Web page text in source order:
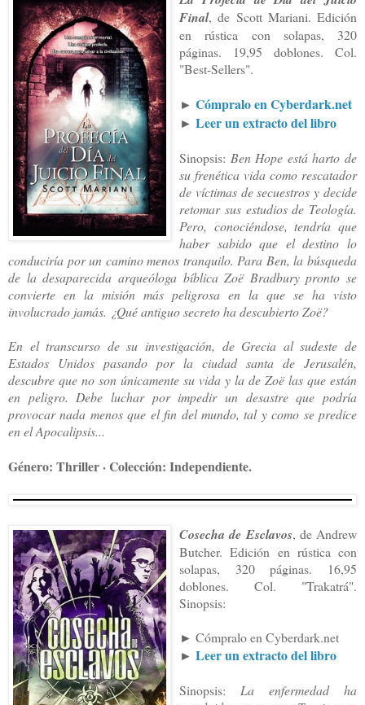
Final, de Scott Mariani. Edición
en rústica con solapas, 320
páginas. 19,95 doblones. Col.
"Best-Sellers".
► Cómpralo en Cyberdark.net
► Leer un extracto del libro
Sinopsis: Ben Hope está harto de
su frenética vida como rescatador
de víctimas de secuestros y decide
retomar sus estudios de Teología.
Pero, conociéndose, tendría que
haber sabido que el destino lo
conduciría por un camino menos tranquilo. Para Ben, la búsqueda
de la desaparecida arqueóloga bíblica Zoë Bradbury pronto se
convierte en la misión más peligrosa en la que se ha visto
involucrado jamás. ¿Qué antiguo secreto ha descubierto Zoë?
En el transcurso de su investigación, de Grecia al sudeste de
Estados Unidos pasando por la ciudad santa de Jerusalén,
descubre que no son únicamente su vida y la de Zoë las que están
en peligro. Debe luchar por impedir un desastre que podría
provocar nada menos que el fin del mundo, tal y como se predice
en el Apocalipsis...
Género: Thriller · Colección: Independiente.
Cosecha de Esclavos, de Andrew
Butcher. Edición en rústica con
solapas, 320 páginas. 16,95
doblones. Col. "Trakatrá".
Sinopsis:
► Cómpralo en Cyberdark.net
► Leer un extracto del libro
Sinopsis: La enfermedad ha